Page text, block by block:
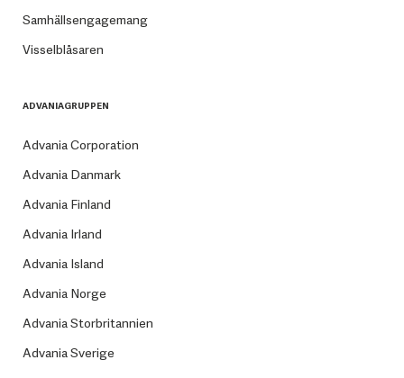
Samhällsengagemang
Visselblåsaren
ADVANIAGRUPPEN
Advania Corporation
Advania Danmark
Advania Finland
Advania Irland
Advania Island
Advania Norge
Advania Storbritannien
Advania Sverige